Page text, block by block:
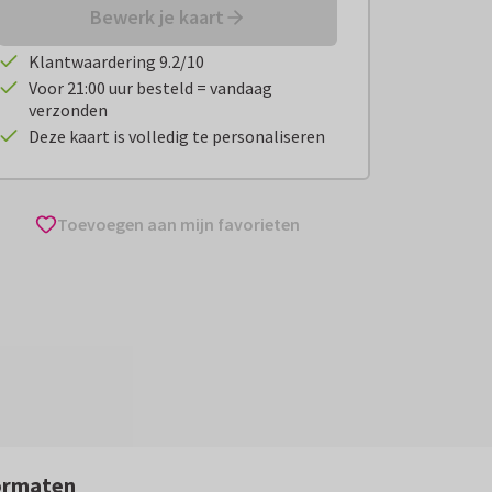
Bewerk je kaart
Klantwaardering 9.2/10
Voor 21:00 uur besteld = vandaag
verzonden
Deze kaart is volledig te personaliseren
Toevoegen aan mijn favorieten